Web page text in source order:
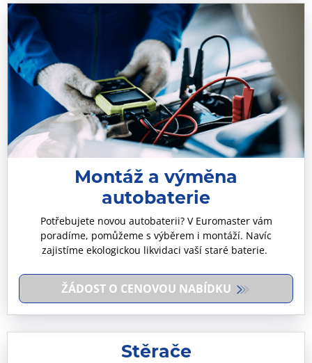
Montáž a výměna
autobaterie
Potřebujete novou autobaterii? V Euromaster vám
poradíme, pomůžeme s výběrem i montáží. Navíc
zajistíme ekologickou likvidaci vaší staré baterie.
ŽÁDOST O CENOVOU NABÍDKU
Stěrače